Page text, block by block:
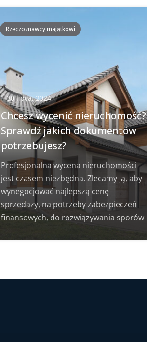
Rzeczoznawcy majątkowi
30 lipca, 2024
Chcesz wycenić nieruchomość?
Sprawdź jakich dokumentów
potrzebujesz?
Profesjonalna wycena nieruchomości
jest czasem niezbędna. Zlecamy ją, aby
wynegocjować najlepszą cenę
sprzedaży, na potrzeby zabezpieczeń
finansowych, do rozwiązywania sporów